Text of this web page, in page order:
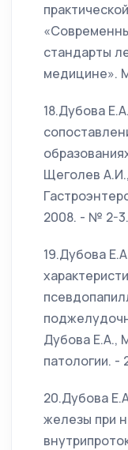
стандарты
медицине».
18.Дубова
Щеголев
2008. - № 2-
19.Дубова
Дубова Е.А.,
патологии. -
20.Дубова
железы при